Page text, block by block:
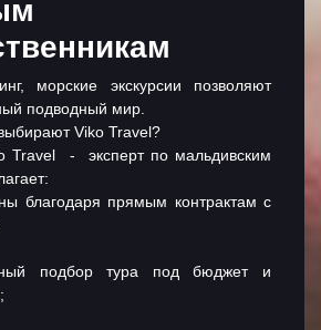
морские экскурсии позволяют
подводный мир.
Viko Travel?
Travel - эксперт по мальдивским
благодаря прямым контрактам с
подбор тура под бюджет и